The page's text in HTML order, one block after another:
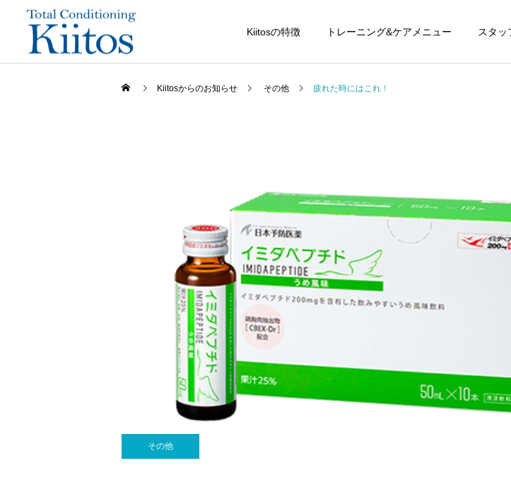
Kiitosの特徴 トレーニング&ケアメニュー スタッ
Kiitosからのお知らせ その他 疲れた時にはこれ！
その他